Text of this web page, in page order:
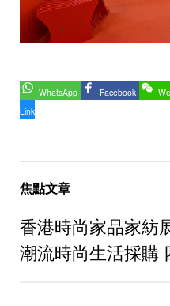
WhatsApp Facebook
Link
焦點文章
香港時尚家品家紡
潮流時尚生活採購